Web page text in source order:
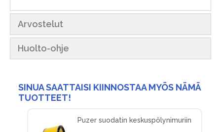
Arvostelut
Huolto-ohje
SINUA SAATTAISI KIINNOSTAA MYÖS NÄMÄ
TUOTTEET!
Puzer suodatin keskuspölynimuriin